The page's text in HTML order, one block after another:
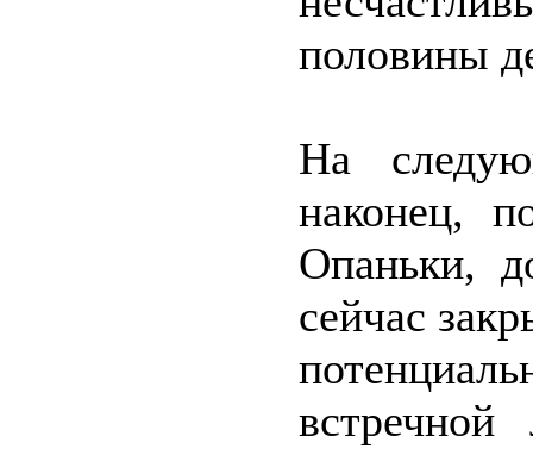
половины
На
наконец,
Опаньки,
сейчас